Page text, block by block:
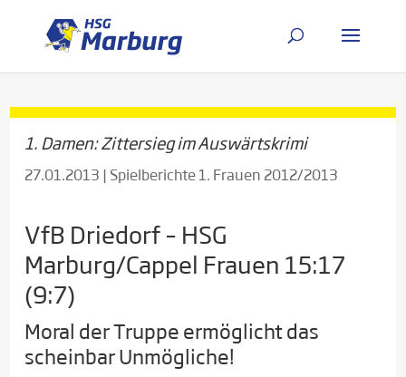
1. Damen: Zittersieg im Auswärtskrimi
27.01.2013 | Spielberichte 1. Frauen 2012/2013
VfB Driedorf – HSG
Marburg/Cappel Frauen 15:17
(9:7)
Moral der Truppe ermöglicht das
scheinbar Unmögliche!